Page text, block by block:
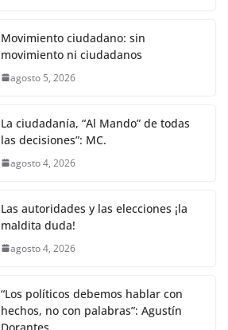
Movimiento ciudadano: sin
movimiento ni ciudadanos
agosto 5, 2026
La ciudadanía, “Al Mando” de todas
las decisiones”: MC.
agosto 4, 2026
Las autoridades y las elecciones ¡la
maldita duda!
agosto 4, 2026
“Los políticos debemos hablar con
hechos, no con palabras”: Agustín